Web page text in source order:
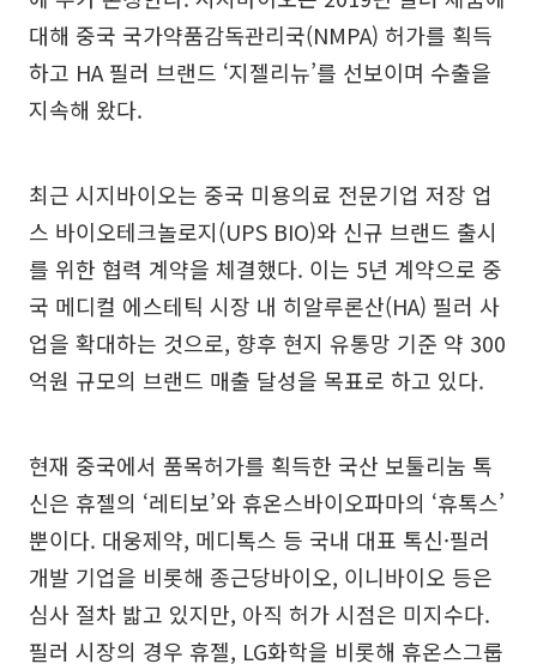
대해 중국 국가약품감독관리국(NMPA) 허가를 획득
하고 HA 필러 브랜드 ‘지젤리뉴’를 선보이며 수출을
지속해 왔다.
최근 시지바이오는 중국 미용의료 전문기업 저장 업
스 바이오테크놀로지(UPS BIO)와 신규 브랜드 출시
를 위한 협력 계약을 체결했다. 이는 5년 계약으로 중
국 메디컬 에스테틱 시장 내 히알루론산(HA) 필러 사
업을 확대하는 것으로, 향후 현지 유통망 기준 약 300
억원 규모의 브랜드 매출 달성을 목표로 하고 있다.
현재 중국에서 품목허가를 획득한 국산 보툴리눔 톡
신은 휴젤의 ‘레티보’와 휴온스바이오파마의 ‘휴톡스’
뿐이다. 대웅제약, 메디톡스 등 국내 대표 톡신·필러
개발 기업을 비롯해 종근당바이오, 이니바이오 등은
심사 절차 밟고 있지만, 아직 허가 시점은 미지수다.
필러 시장의 경우 휴젤, LG화학을 비롯해 휴온스그룹